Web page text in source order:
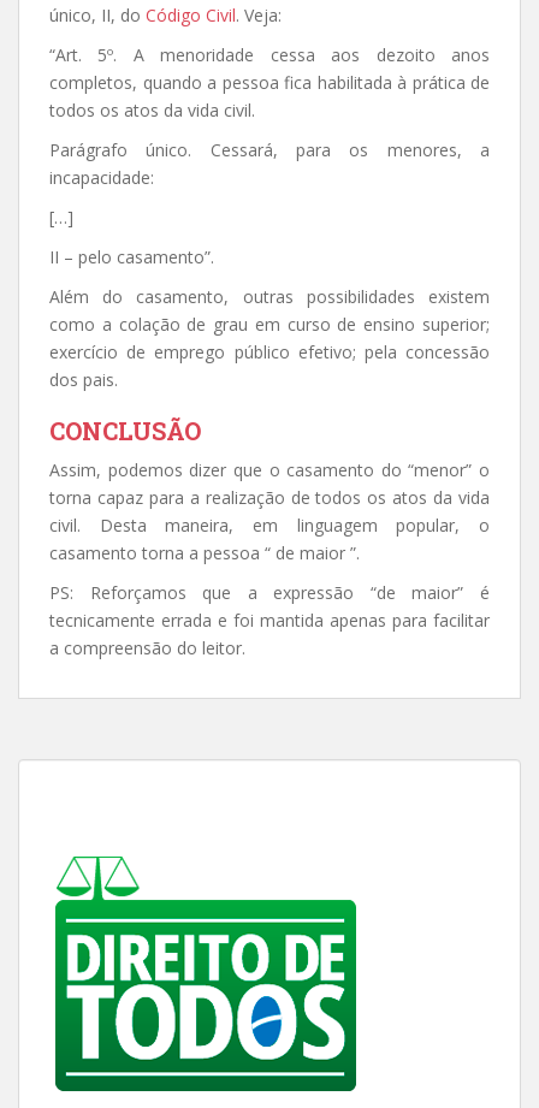
único, II, do Código Civil. Veja:
“Art. 5º. A menoridade cessa aos dezoito anos
completos, quando a pessoa fica habilitada à prática de
todos os atos da vida civil.
Parágrafo único. Cessará, para os menores, a
incapacidade:
[…]
II – pelo casamento”.
Além do casamento, outras possibilidades existem
como a colação de grau em curso de ensino superior;
exercício de emprego público efetivo; pela concessão
dos pais.
CONCLUSÃO
Assim, podemos dizer que o casamento do “menor” o
torna capaz para a realização de todos os atos da vida
civil. Desta maneira, em linguagem popular, o
casamento torna a pessoa “ de maior ”.
PS: Reforçamos que a expressão “de maior” é
tecnicamente errada e foi mantida apenas para facilitar
a compreensão do leitor.